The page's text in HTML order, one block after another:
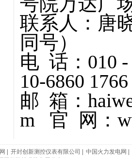
联系人：唐
同号）
电 话：
10-6860 1766
邮 箱：
m 官 网：
开封创新测控仪表有限公司 中国火力发电网